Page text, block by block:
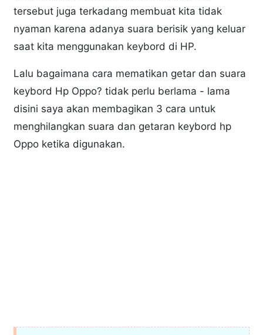
tersebut juga terkadang membuat kita tidak
nyaman karena adanya suara berisik yang keluar
saat kita menggunakan keybord di HP.
Lalu bagaimana cara mematikan getar dan suara
keybord Hp Oppo? tidak perlu berlama - lama
disini saya akan membagikan 3 cara untuk
menghilangkan suara dan getaran keybord hp
Oppo ketika digunakan.